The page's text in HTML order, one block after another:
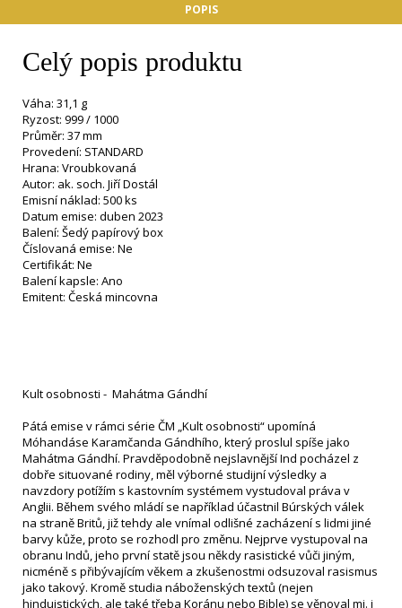
POPIS
Celý popis produktu
Váha: 31,1 g
Ryzost: 999 / 1000
Průměr: 37 mm
Provedení: STANDARD
Hrana: Vroubkovaná
Autor: ak. soch. Jiří Dostál
Emisní náklad: 500 ks
Datum emise: duben 2023
Balení: Šedý papírový box
Číslovaná emise: Ne
Certifikát: Ne
Balení kapsle: Ano
Emitent: Česká mincovna
Kult osobnosti - Mahátma Gándhí
Pátá emise v rámci série ČM „Kult osobnosti“ upomíná
Móhandáse Karamčanda Gándhího, který proslul spíše jako
Mahátma Gándhí. Pravděpodobně nejslavnější Ind pocházel z
dobře situované rodiny, měl výborné studijní výsledky a
navzdory potížím s kastovním systémem vystudoval práva v
Anglii. Během svého mládí se například účastnil Búrských válek
na straně Britů, již tehdy ale vnímal odlišné zacházení s lidmi jiné
barvy kůže, proto se rozhodl pro změnu. Nejprve vystupoval na
obranu Indů, jeho první statě jsou někdy rasistické vůči jiným,
nicméně s přibývajícím věkem a zkušenostmi odsuzoval rasismus
jako takový. Kromě studia náboženských textů (nejen
hinduistických, ale také třeba Koránu nebo Bible) se věnoval mj. i